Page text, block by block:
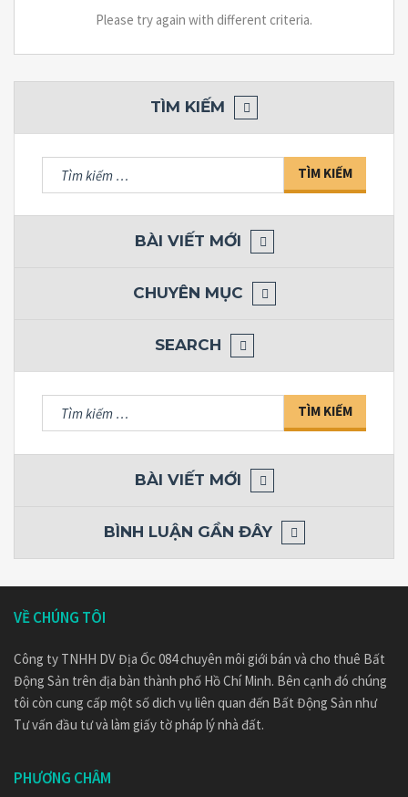
Please try again with different criteria.
TÌM KIẾM
Tìm
kiếm
BÀI VIẾT MỚI
CHUYÊN MỤC
SEARCH
Tìm
kiếm
BÀI VIẾT MỚI
BÌNH LUẬN GẦN ĐÂY
VỀ CHÚNG TÔI
Công ty TNHH DV Địa Ốc 084 chuyên môi giới bán và cho thuê Bất
Động Sản trên địa bàn thành phố Hồ Chí Minh. Bên cạnh đó chúng
tôi còn cung cấp một số dich vụ liên quan đến Bất Động Sản như
Tư vấn đầu tư và làm giấy tờ pháp lý nhà đất.
PHƯƠNG CHÂM